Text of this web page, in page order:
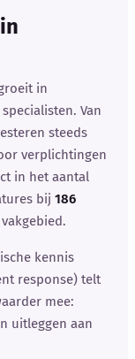
in
Van
steeds
verplichtingen
in het aantal
bij 186
kennis
response) telt
mee:
uitleggen aan